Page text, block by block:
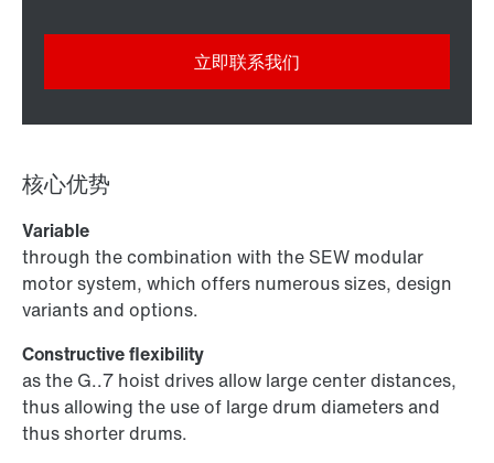
立即联系我们
核心优势
Variable
through the combination with the SEW modular
motor system, which offers numerous sizes, design
variants and options.
Constructive flexibility
as the G..7 hoist drives allow large center distances,
thus allowing the use of large drum diameters and
thus shorter drums.